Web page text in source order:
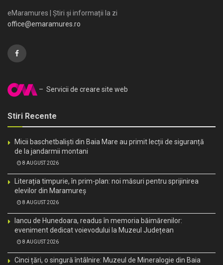
eMaramures | Știri și informații la zi
office@emaramures.ro
– Servicii de creare site web
Stiri Recente
Micii baschetbaliști din Baia Mare au primit lecții de siguranță
de la jandarmii montani
8 AUGUST 2026
Literația timpurie, în prim-plan: noi măsuri pentru sprijinirea
elevilor din Maramureș
8 AUGUST 2026
Iancu de Hunedoara, readus în memoria băimărenilor:
eveniment dedicat voievodului la Muzeul Județean
8 AUGUST 2026
Cinci țări, o singură întâlnire: Muzeul de Mineralogie din Baia